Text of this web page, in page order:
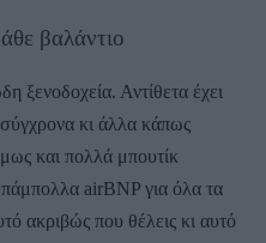
βαλάντιο
ξενοδοχεία. Αντίθετα έχει
κι άλλα κάπως
και πολλά μπουτίκ
πάμπολλα airBNP για όλα τα
ακριβώς που θέλεις κι αυτό